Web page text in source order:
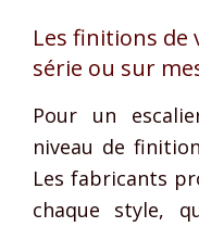
Les finitions de
série ou sur
Pour un
niveau de
Les fabricants
chaque style,